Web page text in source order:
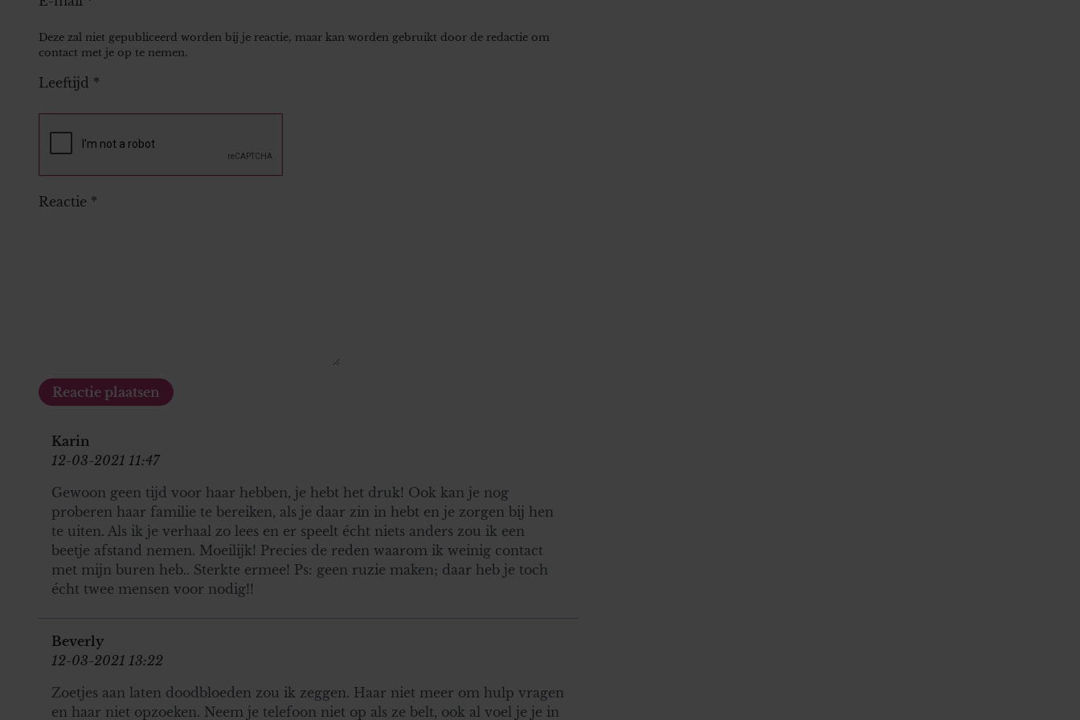
Deze zal niet gepubliceerd worden bij je reactie, maar kan worden gebruikt door de redactie om
contact met je op te nemen.
Leeftijd *
Reactie *
Karin
12-03-2021 11:47
Gewoon geen tijd voor haar hebben, je hebt het druk! Ook kan je nog
proberen haar familie te bereiken, als je daar zin in hebt en je zorgen bij hen
te uiten. Als ik je verhaal zo lees en er speelt écht niets anders zou ik een
beetje afstand nemen. Moeilijk! Precies de reden waarom ik weinig contact
met mijn buren heb.. Sterkte ermee! Ps: geen ruzie maken; daar heb je toch
écht twee mensen voor nodig!!
Beverly
12-03-2021 13:22
Zoetjes aan laten doodbloeden zou ik zeggen. Haar niet meer om hulp vragen
en haar niet opzoeken. Neem je telefoon niet op als ze belt, ook al voel je je in